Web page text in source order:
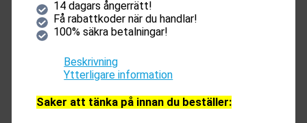
14 dagars ångerrätt!
Få rabattkoder när du handlar!
100% säkra betalningar!
Beskrivning
Ytterligare information
Saker att tänka på innan du beställer: